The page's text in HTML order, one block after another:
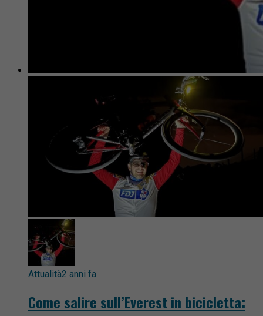
Attualità2 anni fa
Come salire sull’Everest in bicicletta: